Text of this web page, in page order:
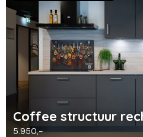
Coffee structuur
5.950,-